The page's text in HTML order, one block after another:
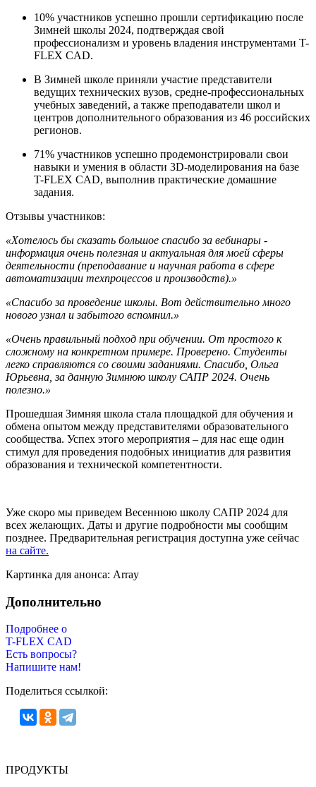
10% участников успешно прошли сертификацию после
Зимней школы 2024, подтверждая свой
профессионализм и уровень владения инструментами T-
FLEX CAD.
В Зимней школе приняли участие представители
ведущих технических вузов, средне-профессиональных
учебных заведений, а также преподаватели школ и
центров дополнительного образования из 46 российских
регионов.
71% участников успешно продемонстрировали свои
навыки и умения в области 3D-моделирования на базе
T-FLEX CAD, выполнив практические домашние
задания.
Отзывы участников:
«Хотелось бы сказать большое спасибо за вебинары -
информация очень полезная и актуальная для моей сферы
деятельности (преподавание и научная работа в сфере
автоматизации техпроцессов и производств).»
«Спасибо за проведение школы. Вот действительно много
нового узнал и забытого вспомнил.»
«Очень правильный подход при обучении. От простого к
сложному на конкретном примере. Проверено. Студенты
легко справляются со своими заданиями. Спасибо, Ольга
Юрьевна, за данную Зимнюю школу САПР 2024. Очень
полезно.»
Прошедшая Зимняя школа стала площадкой для обучения и
обмена опытом между представителями образовательного
сообщества. Успех этого мероприятия – для нас еще один
стимул для проведения подобных инициатив для развития
образования и технической компетентности.
Уже скоро мы приведем Весеннюю школу САПР 2024 для
всех желающих. Даты и другие подробности мы сообщим
позднее. Предварительная регистрация доступна уже сейчас
на сайте.
Картинка для анонса: Array
Дополнительно
Подробнее о
T-FLEX CAD
Есть вопросы?
Напишите нам!
Поделиться ссылкой:
ПРОДУКТЫ